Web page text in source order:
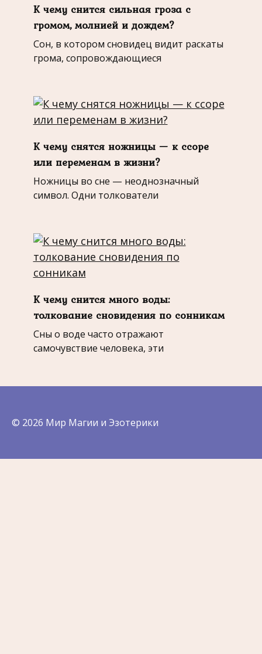
К чему снится сильная гроза с
громом, молнией и дождем?
Сон, в котором сновидец видит раскаты
грома, сопровождающиеся
К чему снятся ножницы — к ссоре
или переменам в жизни?
Ножницы во сне — неоднозначный
символ. Одни толкователи
К чему снится много воды:
толкование сновидения по сонникам
Сны о воде часто отражают
самочувствие человека, эти
© 2026 Мир Магии и Эзотерики